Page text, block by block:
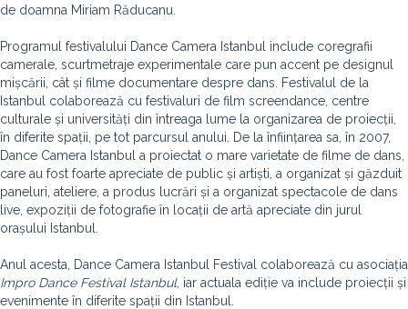
de doamna Miriam Răducanu.
Programul festivalului Dance Camera Istanbul include coregrafii
camerale, scurtmetraje experimentale care pun accent pe designul
mișcării, cât și filme documentare despre dans. Festivalul de la
Istanbul colaborează cu festivaluri de film screendance, centre
culturale și universități din întreaga lume la organizarea de proiecții,
în diferite spații, pe tot parcursul anului. De la înființarea sa, în 2007,
Dance Camera Istanbul a proiectat o mare varietate de filme de dans,
care au fost foarte apreciate de public și artiști, a organizat și găzduit
paneluri, ateliere, a produs lucrări și a organizat spectacole de dans
live, expoziții de fotografie în locații de artă apreciate din jurul
orașului Istanbul.
Anul acesta, Dance Camera Istanbul Festival colaborează cu asociația
Impro Dance Festival Istanbul, iar actuala ediție va include proiecții și
evenimente în diferite spații din Istanbul.